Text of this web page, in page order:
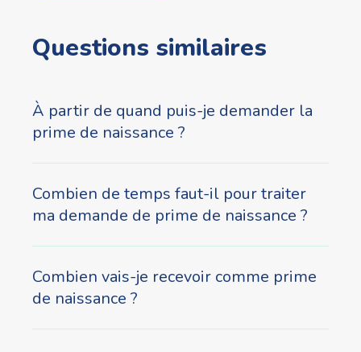
Questions similaires
À partir de quand puis-je demander la
prime de naissance ?
Combien de temps faut-il pour traiter
ma demande de prime de naissance ?
Combien vais-je recevoir comme prime
de naissance ?